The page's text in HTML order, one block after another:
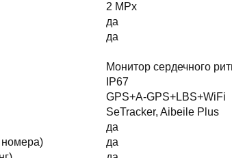
2 MPx
да
да
Монитор сердечного
IP67
GPS+A-GPS+LBS+WiFi
SeTracker, Aibeile Plus
да
номера)
да